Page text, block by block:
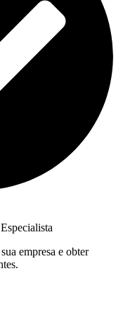
empresa e obter